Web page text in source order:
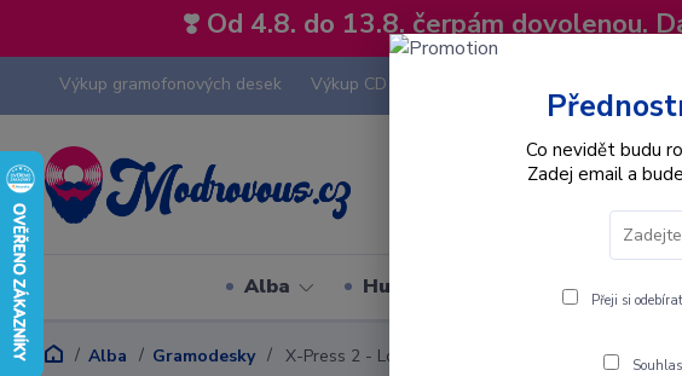
❣️ Od 4.8. do 13.8. čerpám dovolenou.
Výkup gramofonových desek Výkup CD
Alba Hudební styly Interpret
Alba Gramodesky X-Press 2 - London X-Press - LP / Vinyl
Co nevidět budu
Zadej email a
Přeji si